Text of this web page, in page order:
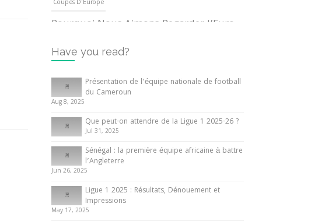
Coupes D'Europe
Pourquoi Nous Aimons Regarder l’Euro
13 June 2024
Internationales
Tout ce que vous devez savoir sur la
Coupe d’Afrique des Nations
10 May 2024
Internationales
Présentation de l’équipe nationale de
football du Cameroun
8 August 2025
Have you read?
Présentation de l’équipe nationale de football
du Cameroun
Aug 8, 2025
Que peut-on attendre de la Ligue 1 2025-26 ?
Jul 31, 2025
Sénégal : la première équipe africaine à battre
l’Angleterre
Jun 26, 2025
Ligue 1 2025 : Résultats, Dénouement et
Impressions
May 17, 2025